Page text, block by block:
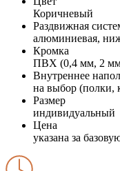
Коричневый
Раздвижная
алюминиевая,
Кромка
ПВХ (0,4 мм, 2
Внутреннее
на выбор (полки,
Размер
индивидуальный
Цена
указана за